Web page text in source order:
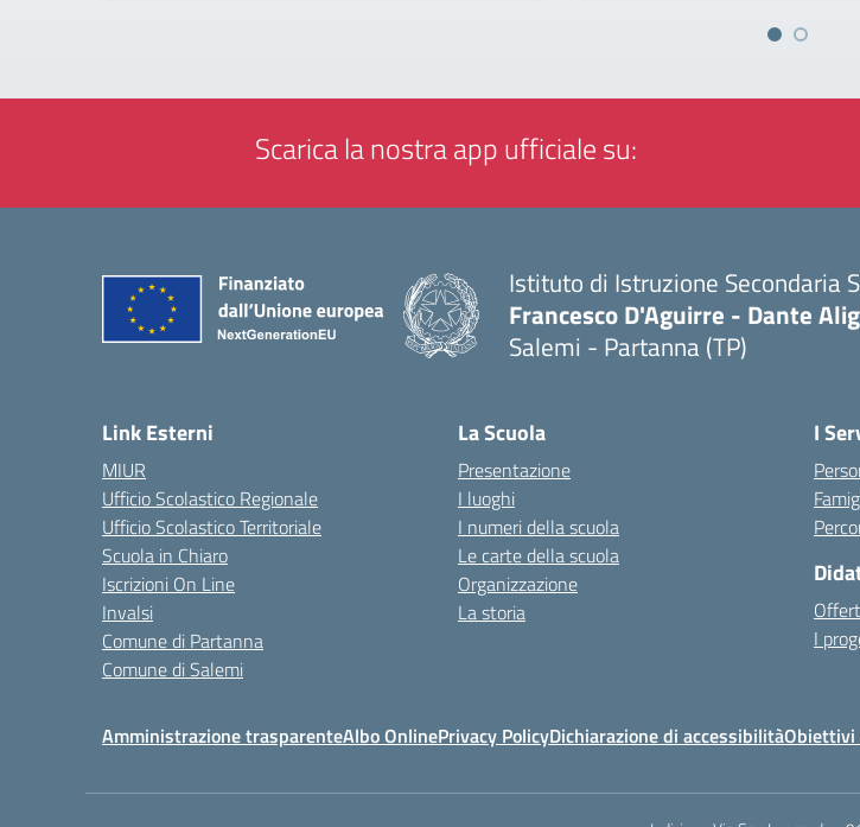
Scarica la nostra app ufficiale su:
Istituto di Istruzione Secondaria
Francesco D'Aguirre - Dante
Salemi - Partanna (TP)
Link Esterni
MIUR
Ufficio Scolastico Regionale
Ufficio Scolastico Territoriale
Scuola in Chiaro
Iscrizioni On Line
Invalsi
Comune di Partanna
Comune di Salemi
La Scuola
Presentazione
I luoghi
I numeri della scuola
Le carte della scuola
Organizzazione
La storia
I
I
Amministrazione trasparenteAlbo OnlinePrivacy PolicyDichiarazione di accessibilitàObiettivi